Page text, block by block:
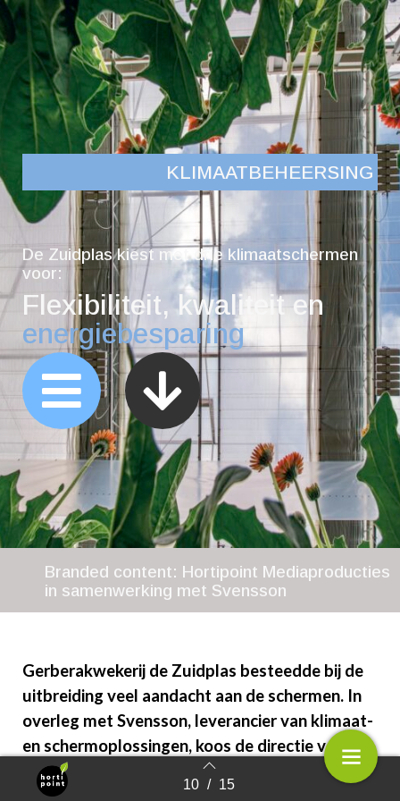
Terug naar overzicht 10 / 15
KLIMAATBEHEERSING
De Zuidplas kiest met drie klimaatschermen
voor:
Flexibiliteit, kwaliteit en
energiebesparing
Branded content: Hortipoint Mediaproducties
in samenwerking met Svensson
Gerberakwekerij de Zuidplas besteedde bij de
uitbreiding veel aandacht aan de schermen. In
overleg met Svensson, leverancier van klimaat-
en schermoplossingen, koos de directie voor
een combinatie van drie klimaatschermen, die
veel energie besparen, een maximale